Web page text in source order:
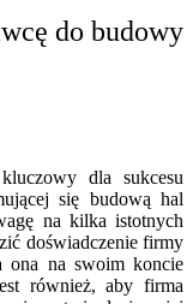
do budowy
dla sukcesu
się budową hal
na kilka istotnych
doświadczenie firmy
ona na swoim koncie
również, aby firma